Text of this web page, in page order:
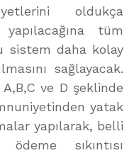
oldukça
tüm
sistem daha kolay
sağlayacak.
A,B,C ve D şeklinde
yatak
yapılarak, belli
sıkıntısı